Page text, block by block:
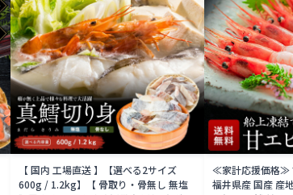
【 国内 工場直送 】【選べる2サイズ
600g / 1.2kg】【 骨取り・骨無し 無塩
≪家計応援価格≫
福井県産 国産